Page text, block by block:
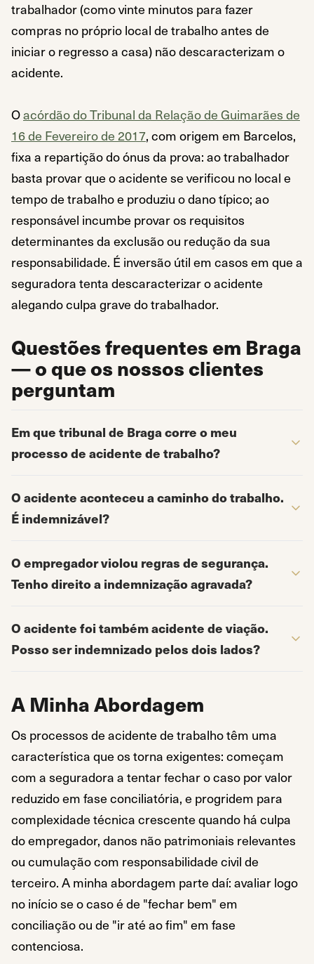
trabalhador (como vinte minutos para fazer
compras no próprio local de trabalho antes de
iniciar o regresso a casa) não descaracterizam o
acidente.
Oacórdão do Tribunal da Relação de Guimarães de
16 de Fevereiro de 2017, com origem em Barcelos,
fixa a repartição do ónus da prova: ao trabalhador
basta provar que o acidente se verificou no local e
tempo de trabalho e produziu o dano típico; ao
responsável incumbe provar os requisitos
determinantes da exclusão ou redução da sua
responsabilidade. É inversão útil em casos em que a
seguradora tenta descaracterizar o acidente
alegando culpa grave do trabalhador.
Questões frequentes em Braga
— o que os nossos clientes
perguntam
Em que tribunal de Braga corre o meu
processo de acidente de trabalho?
O acidente aconteceu a caminho do trabalho.
É indemnizável?
O empregador violou regras de segurança.
Tenho direito a indemnização agravada?
O acidente foi também acidente de viação.
Posso ser indemnizado pelos dois lados?
A Minha Abordagem
Os processos de acidente de trabalho têm uma
característica que os torna exigentes: começam
com a seguradora a tentar fechar o caso por valor
reduzido em fase conciliatória, e progridem para
complexidade técnica crescente quando há culpa
do empregador, danos não patrimoniais relevantes
ou cumulação com responsabilidade civil de
terceiro. A minha abordagem parte daí: avaliar logo
no início se o caso é de "fechar bem" em
conciliação ou de "ir até ao fim" em fase
contenciosa.